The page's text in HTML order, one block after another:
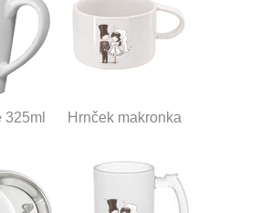
325ml Hrnček makronka